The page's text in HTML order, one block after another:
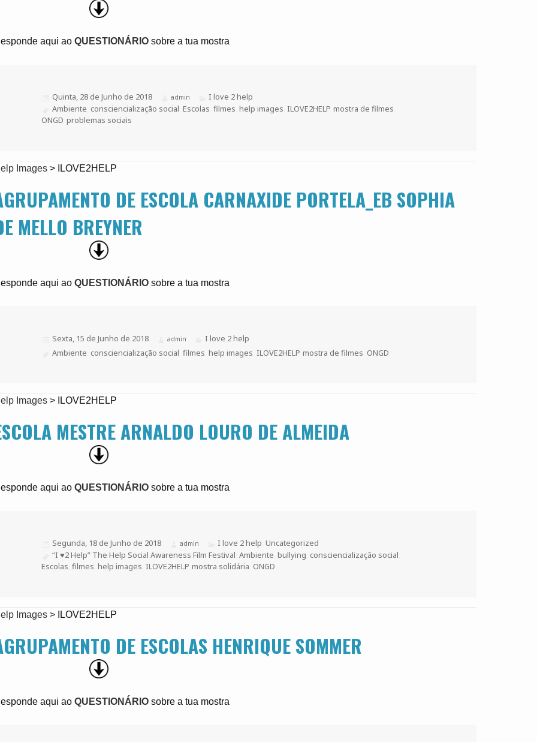
aqui ao QUESTIONÁRIOsobre a tua mostra
Publicado
a
Quinta, 28 de Junho de 2018 Autor
admin Categorias
I love 2 help
Etiquetas
Ambiente consciencialização social ,Escolas ,filmes ,help images ILOVE2HELP,mostra de filmes
ONGD ,problemas sociais
Images> ILOVE2HELP
DE ESCOLA CARNAXIDE PORTELA_EB SOPHIA
MELLO BREYNER
aqui ao QUESTIONÁRIOsobre a tua mostra
Publicado
Sexta, 15 de Junho de 2018 Autor
admin Categorias
I love 2 help
Etiquetas
Ambiente consciencialização social ,filmes ,help images ILOVE2HELP,mostra de filmes ONGD
Images> ILOVE2HELP
MESTRE ARNALDO LOURO DE ALMEIDA
aqui ao QUESTIONÁRIOsobre a tua mostra
Publicado
a
Segunda, 18 de Junho de 2018 Autor
admin Categorias
I love 2 help ,Uncategorized
Etiquetas
“I ♥2 Help” The Help Social Awareness Film Festival ,Ambiente ,bullying consciencialização social
Escolas ,filmes ,help images ILOVE2HELP,mostra solidária ONGD
Images> ILOVE2HELP
DE ESCOLAS HENRIQUE SOMMER
aqui ao QUESTIONÁRIOsobre a tua mostra